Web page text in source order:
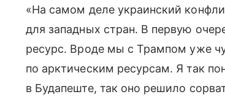
«На самом деле украинский
для западных стран. В первую
ресурс. Вроде мы с Трампом уже
по арктическим ресурсам. Я так
в Будапеште, так оно решило